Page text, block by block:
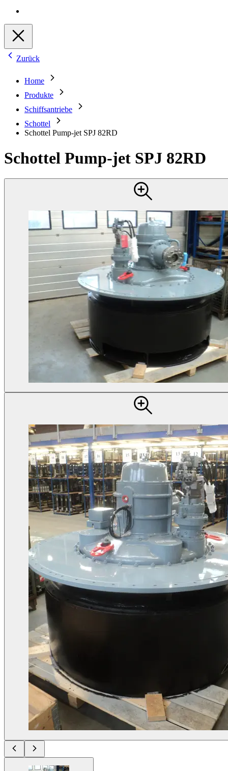
Zurück
Home
Produkte
Schiffsantriebe
Schottel
Schottel Pump-jet SPJ 82RD
Schottel Pump-jet SPJ 82RD